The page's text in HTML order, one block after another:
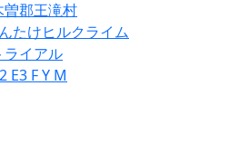
曽郡王滝村
たけヒルクライム
ライアル
E3 FY M